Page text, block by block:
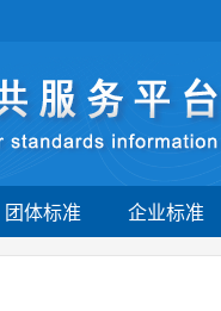
团体标准 企业标准